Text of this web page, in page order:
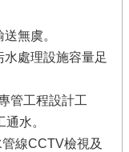
無虞。
處理設施容量足
管工程設計工
水。
線CCTV檢視及